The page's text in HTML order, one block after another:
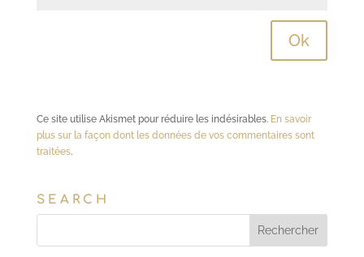
Ce site utilise Akismet pour réduire les indésirables. En savoir
plus sur la façon dont les données de vos commentaires sont
traitées.
SEARCH